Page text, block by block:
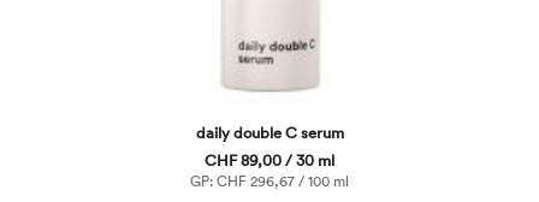
daily double C serum
CHF 89,00 / 30 ml
GP: CHF 296,67 / 100 ml